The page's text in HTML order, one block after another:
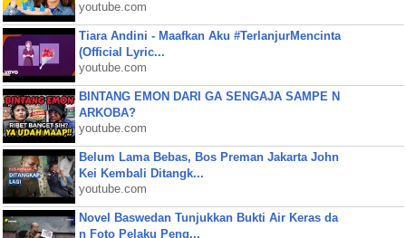
youtube.com
Tiara Andini - Maafkan Aku #TerlanjurMencinta
(Official Lyric...
youtube.com
BINTANG EMON DARI GA SENGAJA SAMPE N
ARKOBA?
youtube.com
Belum Lama Bebas, Bos Preman Jakarta John
Kei Kembali Ditangk...
youtube.com
Novel Baswedan Tunjukkan Bukti Air Keras da
n Foto Pelaku Peng...